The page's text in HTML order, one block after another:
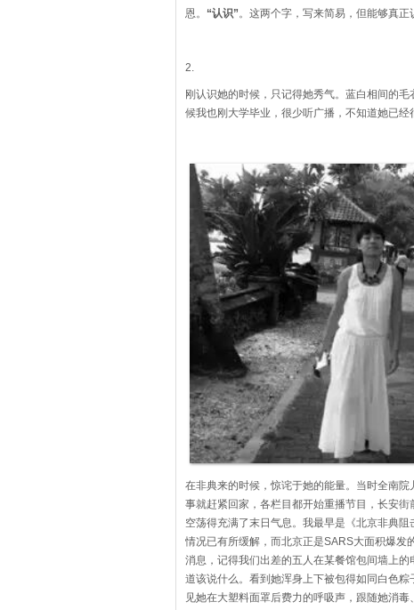
恩。 “认识” 。这两个字，写来简易，但能够真正
2.
刚认识她的时候，只记得她秀气。蓝白相间的
候我也刚大学毕业，很少听广播，不知道她已经
在非典来的时候，惊诧于她的能量。当时全南
事就赶紧回家，各栏目都开始重播节目，长安
空荡得充满了末日气息。我最早是《北京非典
情况已有所缓解，而北京正是SARS大面积爆发
消息，记得我们出差的五人在某餐馆包间墙上
道该说什么。看到她浑身上下被包得如同白色
见她在大塑料面罩后费力的呼吸声，跟随她消